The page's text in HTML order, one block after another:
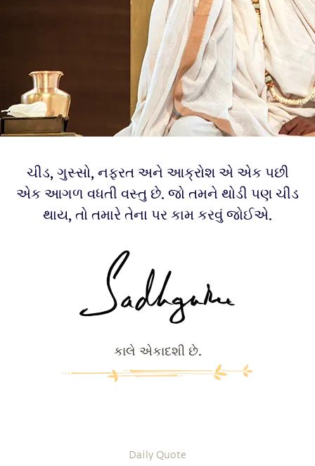
ચીડ, ગુસ્સો, નફરત અને આક્રોશ એ એક પછી
એક આગળ વધતી વસ્તુ છે. જો તમને થોડી પણ ચીડ
થાય, તો તમારે તેના પર કામ કરવું જોઈએ.
કાલે એકાદશી છે.
Daily Quote